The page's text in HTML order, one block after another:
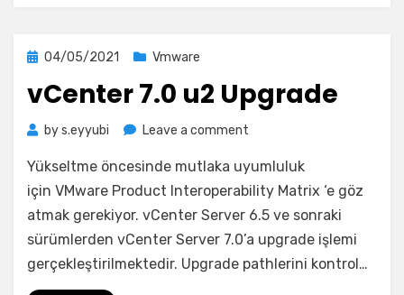
Posted
04/05/2021 Vmware
vCenter 7.0 u2 Upgrade
bys.eyyubi Leave a comment
7.0
u2
Upgrade
Yükseltme öncesinde mutlaka uyumluluk
için VMware Product Interoperability Matrix ‘e göz
atmak gerekiyor. vCenter Server 6.5 ve sonraki
sürümlerden vCenter Server 7.0’a upgrade işlemi
gerçekleştirilmektedir. Upgrade pathlerini kontrol…